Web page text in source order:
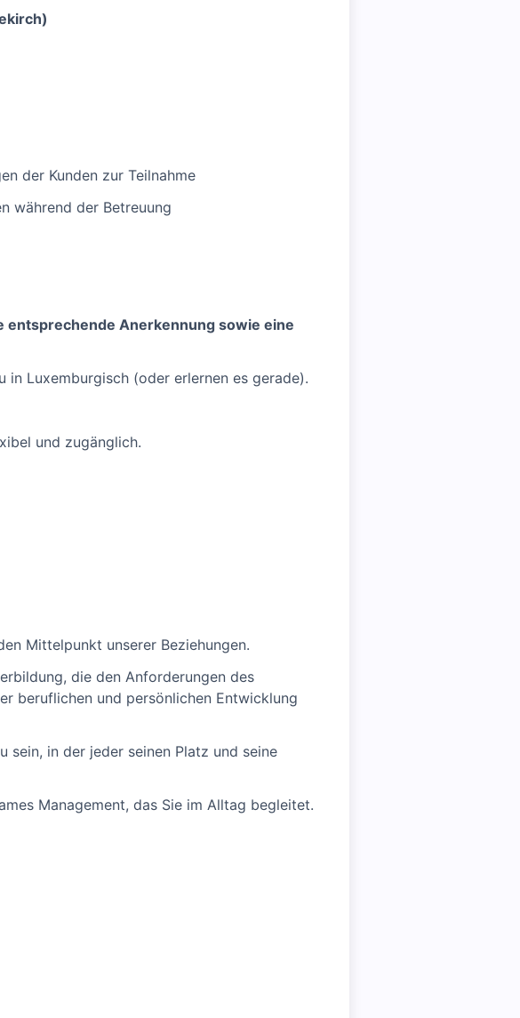
der Kunden zur Teilnahme
während der Betreuung
entsprechende Anerkennung sowie eine
in Luxemburgisch (oder erlernen es gerade).
und zugänglich.
Mittelpunkt unserer Beziehungen.
die den Anforderungen des
beruflichen und persönlichen Entwicklung
sein, in der jeder seinen Platz und seine
Management, das Sie im Alltag begleitet.